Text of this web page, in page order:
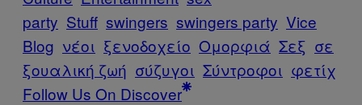
party Stuff swingers swingers party Vice
Blog νέοι ξενοδοχείο Ομορφιά Σεξ σε
ξουαλική ζωή σύζυγοι Σύντροφοι φετίχ
Follow Us On Discover